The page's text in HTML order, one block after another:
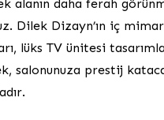
alanın daha ferah
Dilek Dizayn’ın iç
lüks TV ünitesi
salonunuza prestij